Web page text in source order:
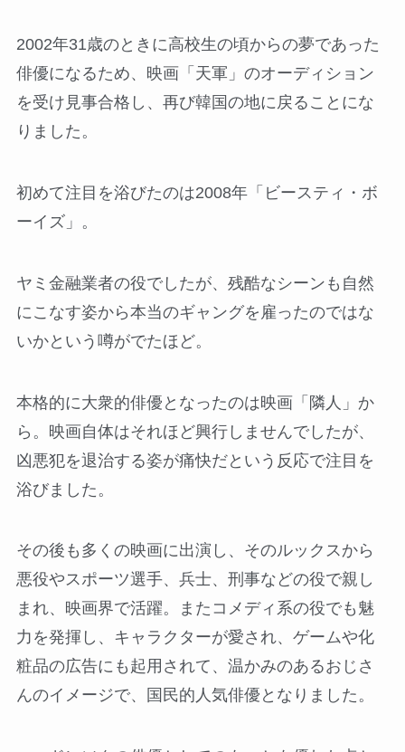
2002年31歳のときに高校生の頃からの夢であった
俳優になるため、映画「天軍」のオーディション
を受け見事合格し、再び韓国の地に戻ることにな
りました。
初めて注目を浴びたのは2008年「ビースティ・ボ
ーイズ」。
ヤミ金融業者の役でしたが、残酷なシーンも自然
にこなす姿から本当のギャングを雇ったのではな
いかという噂がでたほど。
本格的に大衆的俳優となったのは映画「隣人」か
ら。映画自体はそれほど興行しませんでしたが、
凶悪犯を退治する姿が痛快だという反応で注目を
浴びました。
その後も多くの映画に出演し、そのルックスから
悪役やスポーツ選手、兵士、刑事などの役で親し
まれ、映画界で活躍。またコメディ系の役でも魅
力を発揮し、キャラクターが愛され、ゲームや化
粧品の広告にも起用されて、温かみのあるおじさ
んのイメージで、国民的人気俳優となりました。